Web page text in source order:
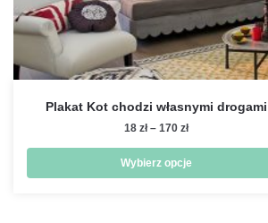
Plakat Kot chodzi własnymi drogami
18 zł – 170 złZakres
od
18 zł
Wybierz opcje